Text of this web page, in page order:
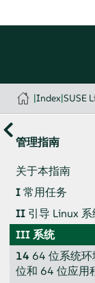
|Index|SUSE
管理指南
关于本指南
I常用任务
II 引导 Linux 系
III系统
14 64 位系统
位和 64 位应用